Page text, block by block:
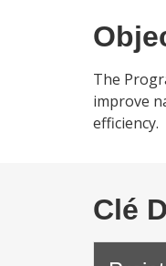
The
improve
efficiency.
Clé